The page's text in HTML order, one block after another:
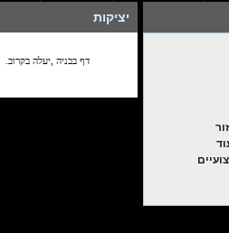
יציקות
דף בבניה ,יעלה בקרוב.